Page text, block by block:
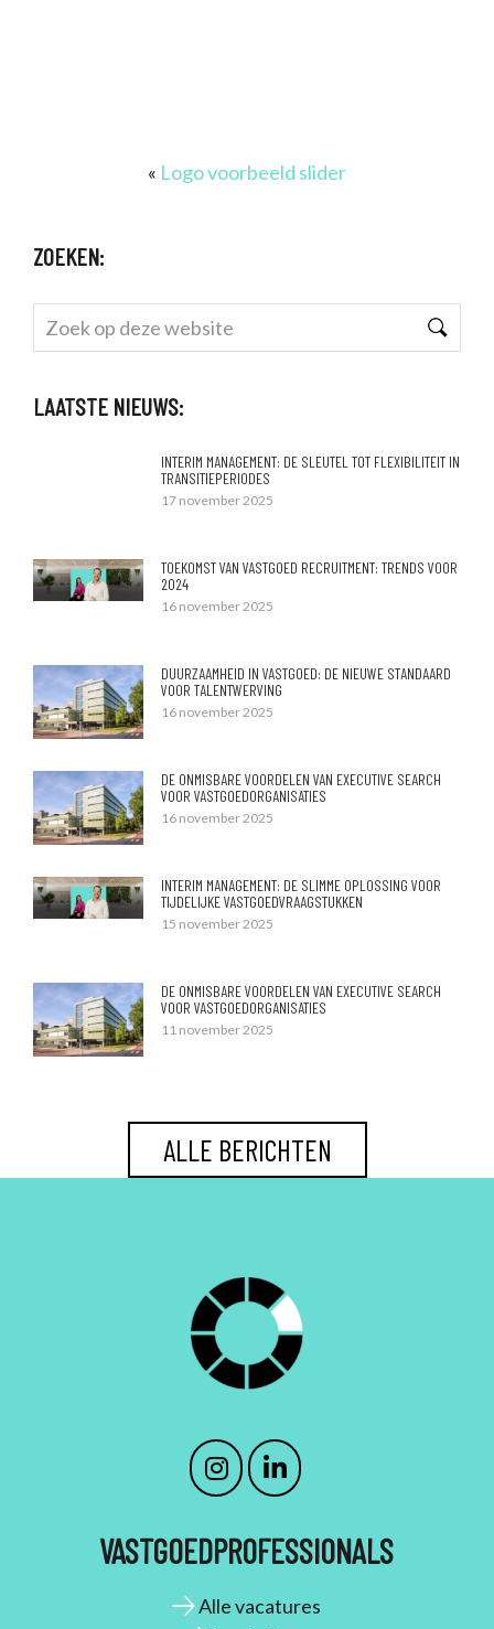
« Logo voorbeeld slider
ZOEKEN:
Zoek
op
website
LAATSTE NIEUWS:
INTERIM MANAGEMENT: DE SLEUTEL TOT FLEXIBILITEIT IN
TRANSITIEPERIODES
17 november 2025
TOEKOMST VAN VASTGOED RECRUITMENT: TRENDS VOOR
2024
16 november 2025
DUURZAAMHEID IN VASTGOED: DE NIEUWE STANDAARD
VOOR TALENTWERVING
16 november 2025
DE ONMISBARE VOORDELEN VAN EXECUTIVE SEARCH
VOOR VASTGOEDORGANISATIES
16 november 2025
INTERIM MANAGEMENT: DE SLIMME OPLOSSING VOOR
TIJDELIJKE VASTGOEDVRAAGSTUKKEN
15 november 2025
DE ONMISBARE VOORDELEN VAN EXECUTIVE SEARCH
VOOR VASTGOEDORGANISATIES
11 november 2025
ALLE BERICHTEN
VASTGOEDPROFESSIONALS
Alle vacatures